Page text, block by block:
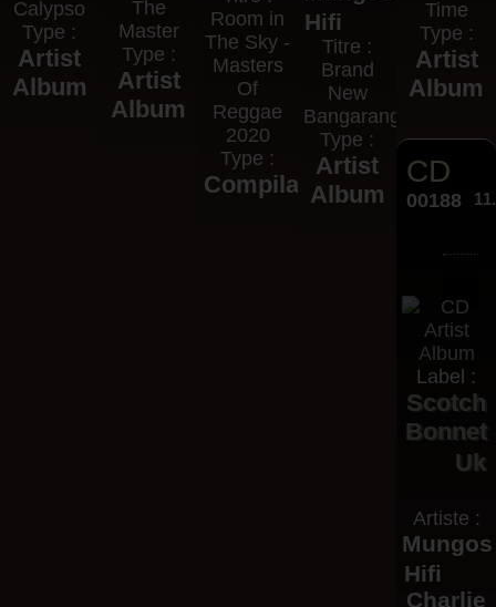
Calypso
Type :
Artist
Album
The
Master
Type :
Artist
Album
Room in
The Sky -
Masters
Of
Reggae
2020
Type :
Compilation
Hifi
Titre :
Brand
New
Bangarang
Type :
Artist
Album
Time
Type :
Artist
Album
CD
00188
Label :
Scotch
Bonnet
Uk
Artiste :
Mungos
Hifi
Charlie